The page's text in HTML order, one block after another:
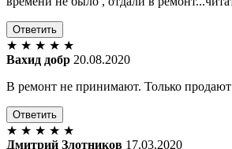
Ответить
★ ★ ★ ★ ★
Вахид добр 20.08.2020
В ремонт не принимают. Только продают
Ответить
★ ★ ★ ★ ★
Дмитрий Злотников 17.03.2020